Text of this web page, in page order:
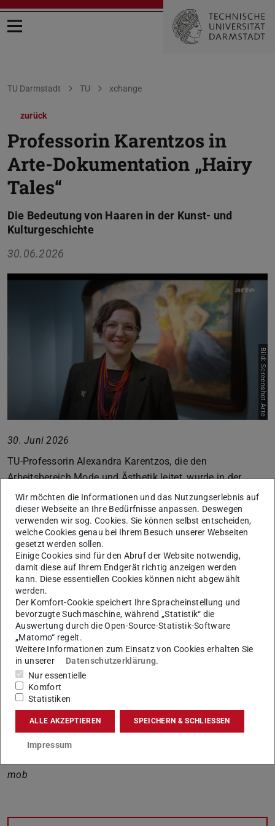
Menü öffnen
Sie befinden sich hier:
TU Darmstadt TU xchange
zurück
Professorin Karentzos in
Arte-Dokumentation „Hairy
Tales“
Die Bedeutung von Haaren in der Kunst- und
Kulturgeschichte
30.06.2026
Bild: Screenshot Arte
30. Juni 2026
TU-Professorin Alexandra Karentzos, die den
Arbeitsbereich Mode und Ästhetik leitet, wurde in der
Arte-Dokumentation “Hairy Tales – Das Haar in der
Kunst“von Angela Graas-Castor zu Haaren aus kunst-
und kulturwissenschaftlicher Perspektive interviewt. Die
Dokumentation untersucht das Medium Haar im Kontext
von Macht, Identität und Protest. Sie wirft einen
kulturwissenschaftlichen Blick auf die Interdependenzen
von Körperlichkeit und Schönheitsdiskursen über die
Jahrhunderte hinweg.
Professorin Alexandra Karentzos erklärt im Rahmen
dieser Dokumentation die Bedeutung von Haaren in der
Kunst- und Kulturgeschichte. Laut der Professorin könne
Haar als Statussymbol dienen und würden auch als
Zeichen der Attraktivität vor allem bei Frauen
wahrgenommen. Haare können auch darüber hinaus als
bestimmte Form des Protests gelten, indem man sie
einsetzt.
mob
Wir möchten die Informationen und das Nutzungserlebnis auf
dieser Webseite an Ihre Bedürfnisse anpassen. Deswegen
verwenden wir sog. Cookies. Sie können selbst entscheiden,
welche Cookies genau bei Ihrem Besuch unserer Webseiten
gesetzt werden sollen.
Einige Cookies sind für den Abruf der Website notwendig,
damit diese auf Ihrem Endgerät richtig anzeigen werden
kann. Diese essentiellen Cookies können nicht abgewählt
werden.
Der Komfort-Cookie speichert Ihre Spracheinstellung und
bevorzugte Suchmaschine, während „Statistik“ die
Auswertung durch die Open-Source-Statistik-Software
„Matomo“ regelt.
Weitere Informationen zum Einsatz von Cookies erhalten Sie
in unserer
Datenschutzerklärung.
Nur essentielle
Komfort
Statistiken
ALLE AKZEPTIEREN SPEICHERN & SCHLIESSEN
Impressum